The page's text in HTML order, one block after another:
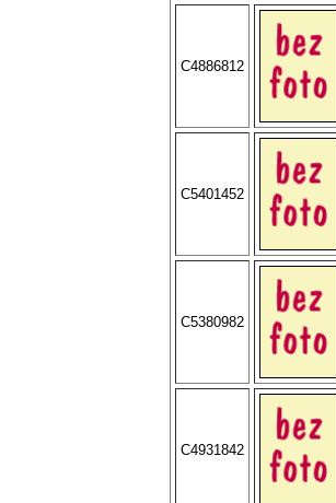
C4886812
C5401452
C5380982
C4931842